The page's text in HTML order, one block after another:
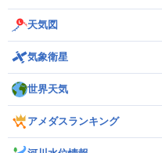
天気図
気象衛星
世界天気
アメダスランキング